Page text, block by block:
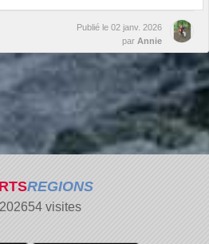
Publié le 02 janv. 2026
par Annie
REGIONS
202654 visites